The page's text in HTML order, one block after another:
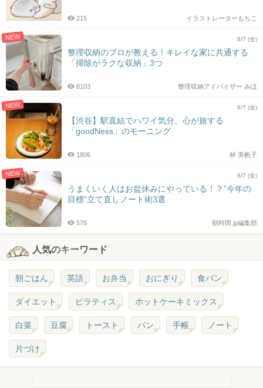
イラストレーターもちこ
215
NEW 8/7 (金)
整理収納のプロが教える！キレイな家に共通する
「掃除がラクな収納」3つ
整理収納アドバイザー みほ
8103
NEW 8/7 (金)
【渋谷】駅直結でハワイ気分。心が旅する
「goodNess」のモーニング
林 美帆子
1806
NEW 8/7 (金)
うまくいく人はお盆休みにやっている！？”今年の
目標”立て直しノート術3選
朝時間.jp編集部
576
人気のキーワード
朝ごはん 英語 お弁当 おにぎり 食パン
ダイエット ピラティス ホットケーキミックス
白菜 豆腐 トースト パン 手帳 ノート
片づけ